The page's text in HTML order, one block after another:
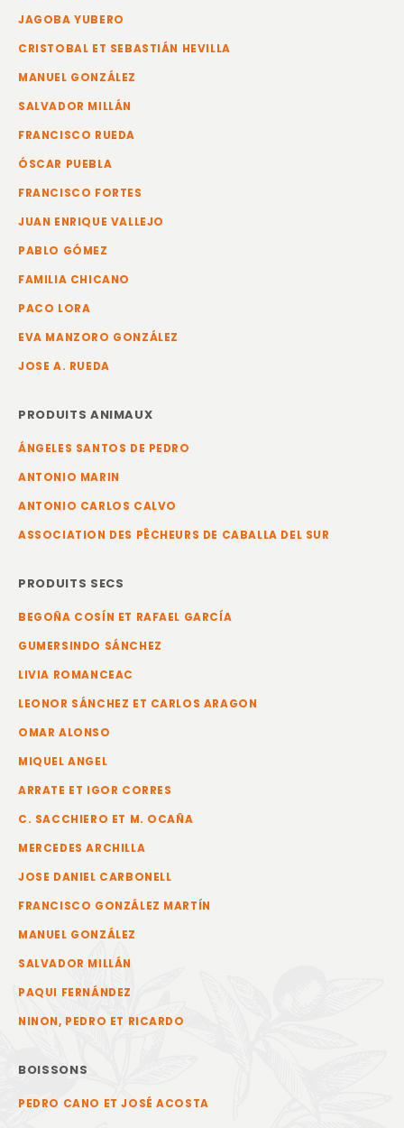
JAGOBA YUBERO
CRISTOBAL ET SEBASTIÁN HEVILLA
MANUEL GONZÁLEZ
SALVADOR MILLÁN
FRANCISCO RUEDA
ÓSCAR PUEBLA
FRANCISCO FORTES
JUAN ENRIQUE VALLEJO
PABLO GÓMEZ
FAMILIA CHICANO
PACO LORA
EVA MANZORO GONZÁLEZ
JOSE A. RUEDA
PRODUITS ANIMAUX
ÁNGELES SANTOS DE PEDRO
ANTONIO MARIN
ANTONIO CARLOS CALVO
ASSOCIATION DES PÊCHEURS DE CABALLA DEL SUR
PRODUITS SECS
BEGOÑA COSÍN ET RAFAEL GARCÍA
GUMERSINDO SÁNCHEZ
LIVIA ROMANCEAC
LEONOR SÁNCHEZ ET CARLOS ARAGON
OMAR ALONSO
MIQUEL ANGEL
ARRATE ET IGOR CORRES
C. SACCHIERO ET M. OCAÑA
MERCEDES ARCHILLA
JOSE DANIEL CARBONELL
FRANCISCO GONZÁLEZ MARTÍN
MANUEL GONZÁLEZ
SALVADOR MILLÁN
PAQUI FERNÁNDEZ
NINON, PEDRO ET RICARDO
BOISSONS
PEDRO CANO ET JOSÉ ACOSTA